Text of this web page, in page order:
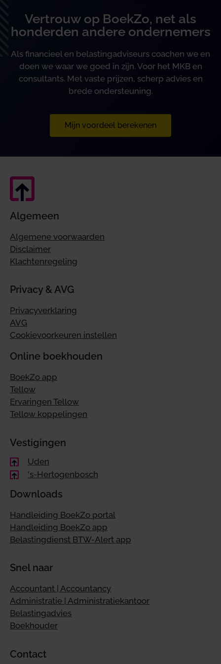
Vertrouw op BoekZo, net als
honderden andere ondernemers
Als financieel en belastingadviseurs coachen we en
doen we waar we goed in zijn. Voor het MKB en
consultants. Met vaste prijzen, scherp advies en
brede ondersteuning.
Mijn voordeel berekenen
Algemeen
Algemene voorwaarden
Disclaimer
Klachtenregeling
Privacy & AVG
Privacyverklaring
AVG
Cookievoorkeuren instellen
Online boekhouden
BoekZo app
Tellow
Ervaringen Tellow
Tellow koppelingen
Vestigingen
Uden
's-Hertogenbosch
Downloads
Handleiding BoekZo portal
Handleiding BoekZo app
Belastingdienst BTW-Alert app
Snel naar
Accountant | Accountancy
Administratie | Administratiekantoor
Belastingadvies
Boekhouder
Contact